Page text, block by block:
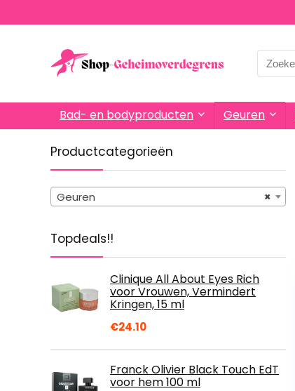
Search
for:
Bad- en bodyproducten Geuren
Productcategorieën
×
Geuren
Topdeals!!
Clinique All About Eyes Rich
voor Vrouwen, Vermindert
Kringen, 15 ml
€24.10
Franck Olivier Black Touch EdT
voor hem 100 ml